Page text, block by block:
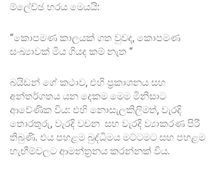
ම්ලේච්ඡ හරය මෙයයි:
“කොපමණ කාලයක් ගත වුවද, කොපමණ
සංඛ්‍යාවක් මිය ගියද කම් නැත “
බයිඩන් ගේ කථාව, එහි ප්‍රකාශනය සහ
අන්තර්ගතය යන දෙකම මෙම මිනිසාට
ආවේණික විය: එහි නොසැලකිලිමත්, වැරදි
තොරතුරු, වැරදි වචන සහ වැරදි ව්‍යාකරණ පිරී
තිබුණි. එය පහළම බුද්ධිමය මට්ටමට සහ පහළම
හැඟීම්වලට ආමන්ත්‍රනය කරන්නක් විය.